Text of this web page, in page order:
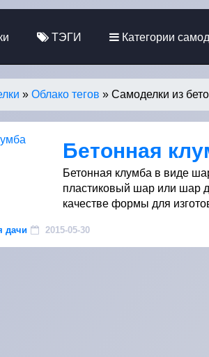
ТЭГИ Категории
»Облако тегов » Самоделки из
Бетонная
Бетонная клумба в виде
пластиковый шар или шар
качестве формы для
дачи 2015-05-30